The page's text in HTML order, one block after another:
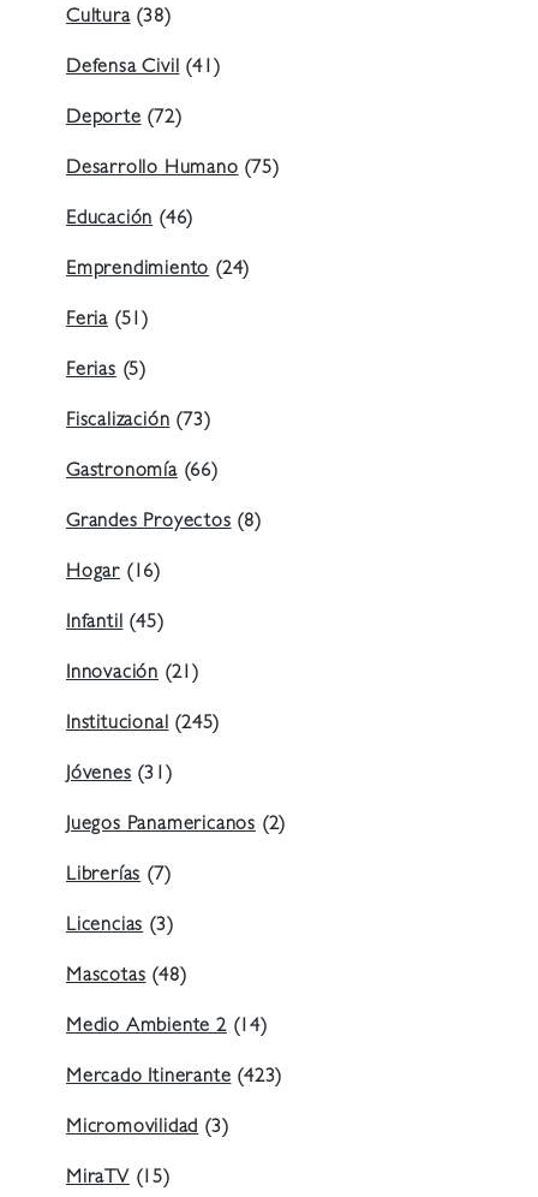
Cultura(38)
Defensa Civil(41)
Deporte(72)
Desarrollo Humano(75)
Educación(46)
Emprendimiento(24)
Feria (51)
Ferias(5)
Fiscalización(73)
Gastronomía(66)
Grandes Proyectos(8)
Hogar (16)
Infantil(45)
Innovación (21)
Institucional(245)
Jóvenes(31)
Juegos Panamericanos (2)
Librerías(7)
Licencias(3)
Mascotas(48)
Medio Ambiente 2(14)
Mercado Itinerante(423)
Micromovilidad(3)
MiraTV(15)